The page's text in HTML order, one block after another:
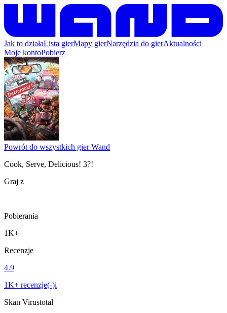
Jak to działaLista gierMapy gierNarzędzia do gierAktualności
Moje kontoPobierz
Powrót do wszystkich gier Wand
Cook, Serve, Delicious! 3?!
Graj z
Pobierania
1K+
Recenzje
4.9
1K+ recenzje(-)i
Skan Virustotal